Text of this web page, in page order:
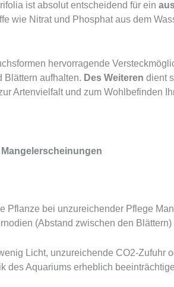
ist absolut entscheidend für ein
wie Nitrat und Phosphat aus dem
hervorragende
Blättern aufhalten. Des Weiteren dient
Artenvielfalt und zum Wohlbefinden
Pflanze bei unzureichender Pflege
(Abstand zwischen den
Licht, unzureichende CO2-Zufuhr
des Aquariums erheblich